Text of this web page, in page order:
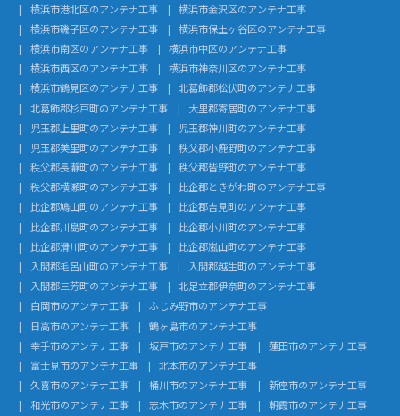
横浜市港北区のアンテナ工事
横浜市金沢区のアンテナ工事
横浜市磯子区のアンテナ工事
横浜市保土ヶ谷区のアンテナ工事
横浜市南区のアンテナ工事
横浜市中区のアンテナ工事
横浜市西区のアンテナ工事
横浜市神奈川区のアンテナ工事
横浜市鶴見区のアンテナ工事
北葛飾郡松伏町のアンテナ工事
北葛飾郡杉戸町のアンテナ工事
大里郡寄居町のアンテナ工事
児玉郡上里町のアンテナ工事
児玉郡神川町のアンテナ工事
児玉郡美里町のアンテナ工事
秩父郡小鹿野町のアンテナ工事
秩父郡長瀞町のアンテナ工事
秩父郡皆野町のアンテナ工事
秩父郡横瀬町のアンテナ工事
比企郡ときがわ町のアンテナ工事
比企郡鳩山町のアンテナ工事
比企郡吉見町のアンテナ工事
比企郡川島町のアンテナ工事
比企郡小川町のアンテナ工事
比企郡滑川町のアンテナ工事
比企郡嵐山町のアンテナ工事
入間郡毛呂山町のアンテナ工事
入間郡越生町のアンテナ工事
入間郡三芳町のアンテナ工事
北足立郡伊奈町のアンテナ工事
白岡市のアンテナ工事
ふじみ野市のアンテナ工事
日高市のアンテナ工事
鶴ヶ島市のアンテナ工事
幸手市のアンテナ工事
坂戸市のアンテナ工事
蓮田市のアンテナ工事
富士見市のアンテナ工事
北本市のアンテナ工事
久喜市のアンテナ工事
桶川市のアンテナ工事
新座市のアンテナ工事
和光市のアンテナ工事
志木市のアンテナ工事
朝霞市のアンテナ工事